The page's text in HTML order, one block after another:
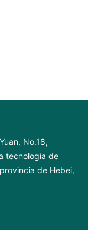
No.18,
tecnología de
de Hebei,